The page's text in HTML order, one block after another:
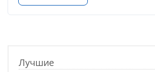
Лучшие